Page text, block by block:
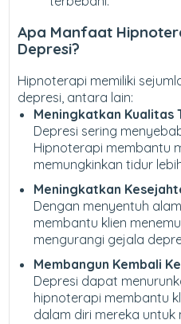
Apa Manfaat
Depresi?
Hipnoterapi memiliki
depresi, antara lain:
Meningkatkan Kualitas
Depresi sering
Hipnoterapi membantu
memungkinkan tidur
Meningkatkan
Dengan menyentuh
membantu klien
mengurangi gejala
Membangun Kembali
Depresi dapat
hipnoterapi membantu
dalam diri mereka untuk